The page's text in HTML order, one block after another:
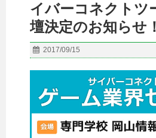
イバーコネクトツ
壇決定のお知らせ！
2017/09/15